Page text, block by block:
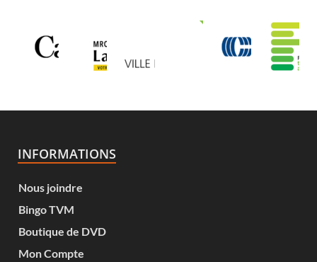
INFORMATIONS
Nous joindre
Bingo TVM
Boutique de DVD
Mon Compte